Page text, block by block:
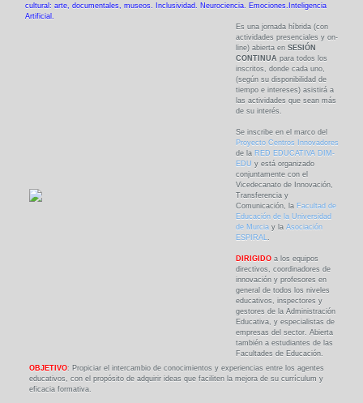
cultural: arte, documentales, museos. Inclusividad. Neurociencia. Emociones.Inteligencia
Artificial.
Es una jornada híbrida (con
actividades presenciales y on-
line) abierta en SESIÓN
CONTINUA para todos los
inscritos, donde cada uno,
(según su disponibilidad de
tiempo e intereses) asistirá a
las actividades que sean más
de su interés.
Se inscribe en el marco del
Proyecto Centros Innovadores
de la RED EDUCATIVA DIM-
EDU y está organizado
conjuntamente con el
Vicedecanato de Innovación,
Transferencia y
Comunicación, la Facultad de
Educación de la Universidad
de Murciay la Asociación
ESPIRAL.
DIRIGIDOa los equipos
directivos, coordinadores de
innovación y profesores en
general de todos los niveles
educativos, inspectores y
gestores de la Administración
Educativa, y especialistas de
empresas del sector. Abierta
también a estudiantes de las
Facultades de Educación.
OBJETIVO: Propiciar el intercambio de conocimientos y experiencias entre los agentes
educativos, con el propósito de adquirir ideas que faciliten la mejora de su currículum y
eficacia formativa.